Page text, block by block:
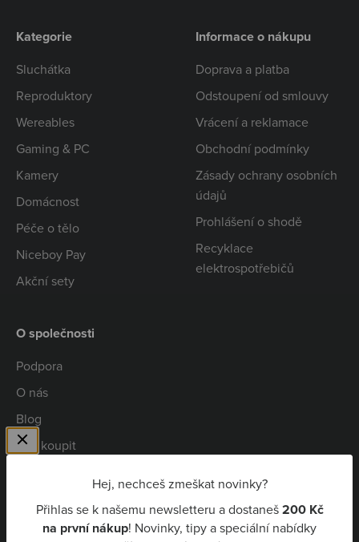
Hej, nechceš zmeškat novinky?
Přihlas se k našemu newsletteru a dostaneš200 Kč
na první nákup! Novinky, tipy a speciální nabídky
Kategorie
Sluchátka
Reproduktory
Wereables
Gaming & PC
Kamery
Domácnost
Péče o tělo
Niceboy Pay
Akční sety
Informace o nákupu
Doprava a platba
Odstoupení od smlouvy
Vrácení a reklamace
Obchodní podmínky
Zásady ochrany osobních
údajů
Prohlášení o shodě
Recyklace
elektrospotřebičů
O společnosti
Podpora
O nás
Blog
Kde koupit
Niceboy Pay